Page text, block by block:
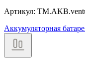
Артикул:
Аккумуляторная